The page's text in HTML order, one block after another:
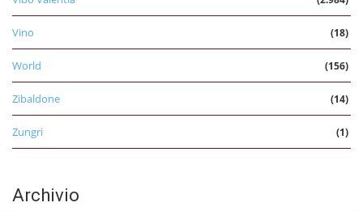
Vino (18)
World (156)
Zibaldone (14)
Zungri (1)
Archivio